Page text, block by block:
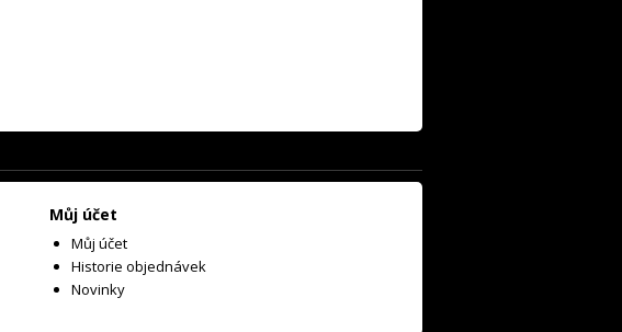
Můj účet
Můj účet
Historie objednávek
Novinky